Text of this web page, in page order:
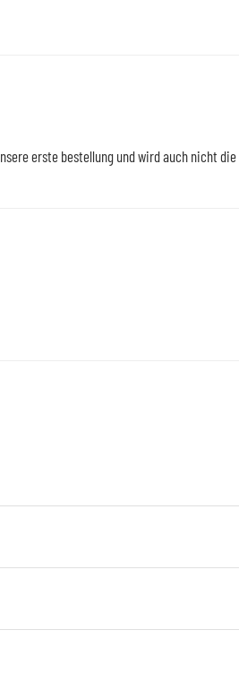
erste bestellung und wird auch nicht